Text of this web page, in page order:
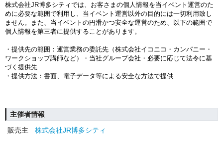
株式会社JR博多シティでは、お客さまの個人情報を当イベント運営のた
めに必要な範囲で利用し、当イベント運営以外の目的には一切利用致し
ません。また、当イベントの円滑かつ安全な運営のため、以下の範囲で
個人情報を第三者に提供することがあります。
・提供先の範囲：運営業務の委託先（株式会社イコニコ・カンパニー・
ワークショップ講師など）・当社グループ会社・必要に応じて法令に基
づく提供先
・提供方法：書面、電子データ等による安全な方法で提供
主催者情報
販売主
株式会社JR博多シティ